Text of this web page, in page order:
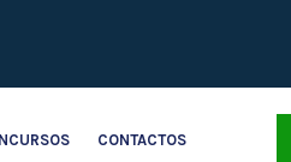
CONTACTOS